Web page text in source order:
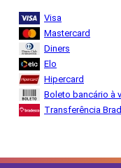
Visa
Mastercard
Diners
Elo
Hipercard
Boleto bancário à
Transferência